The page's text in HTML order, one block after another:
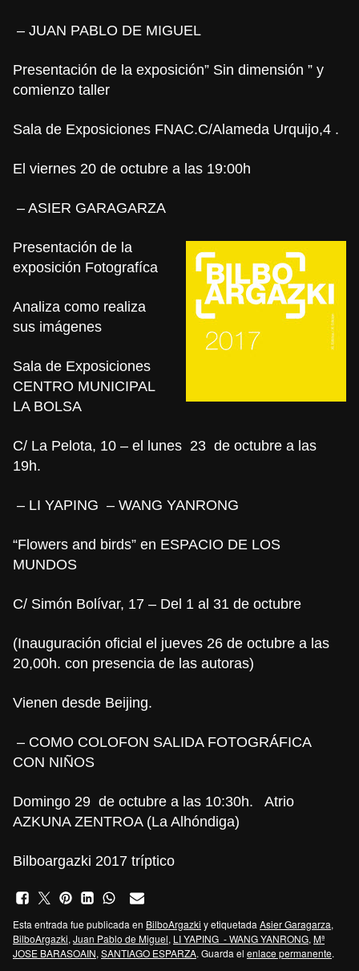
– JUAN PABLO DE MIGUEL
Presentación de la exposición” Sin dimensión ” y
comienzo taller
Sala de Exposiciones FNAC.C/Alameda Urquijo,4 .
El viernes 20 de octubre a las 19:00h
– ASIER GARAGARZA
Presentación de la
exposición Fotografíca
Analiza como realiza
sus imágenes
Sala de Exposiciones
CENTRO MUNICIPAL
LA BOLSA
C/ La Pelota, 10 – el lunes 23 de octubre a las
19h.
– LI YAPING – WANG YANRONG
“Flowers and birds” en ESPACIO DE LOS
MUNDOS
C/ Simón Bolívar, 17 – Del 1 al 31 de octubre
(Inauguración oficial el jueves 26 de octubre a las
20,00h. con presencia de las autoras)
Vienen desde Beijing.
– COMO COLOFON SALIDA FOTOGRÁFICA
CON NIÑOS
Domingo 29 de octubre a las 10:30h. Atrio
AZKUNA ZENTROA (La Alhóndiga)
Bilboargazki 2017 tríptico
Esta entrada fue publicada en BilboArgazki y etiquetada Asier Garagarza,
BilboArgazki, Juan Pablo de Miguel, LI YAPING - WANG YANRONG, Mª
JOSE BARASOAIN, SANTIAGO ESPARZA. Guarda el enlace permanente.